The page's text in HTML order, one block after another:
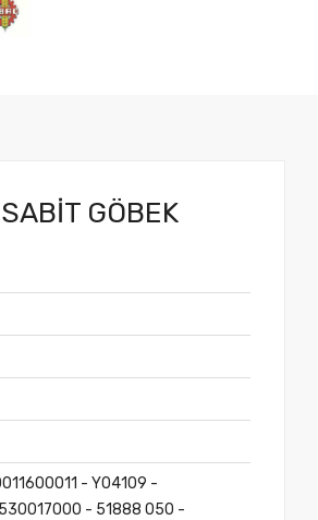
GÖBEK
- Y04109 -
- 51888 050 -